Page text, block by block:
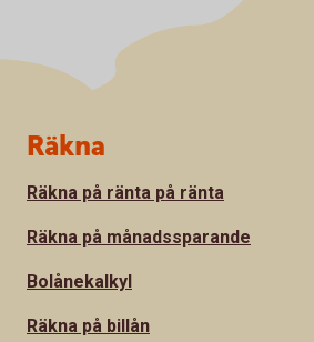
Sidfot
Räkna
Räkna på ränta på ränta
Räkna på månadssparande
Bolånekalkyl
Räkna på billån